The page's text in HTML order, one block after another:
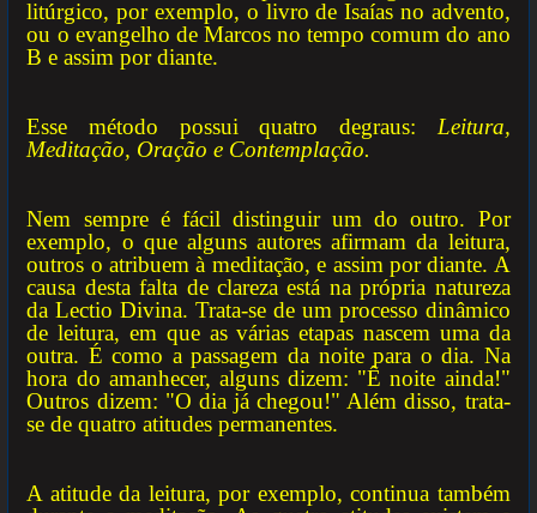
litúrgico, por exemplo, o livro de Isaías no advento,
ou o evangelho de Marcos no tempo comum do ano
B e assim por diante.
Esse método possui quatro degraus: Leitura,
Meditação, Oração e Contemplação.
Nem sempre é fácil distinguir um do outro. Por
exemplo, o que alguns autores afirmam da leitura,
outros o atribuem à meditação, e assim por diante. A
causa desta falta de clareza está na própria natureza
da Lectio Divina. Trata-se de um processo dinâmico
de leitura, em que as várias etapas nascem uma da
outra. É como a passagem da noite para o dia. Na
hora do amanhecer, alguns dizem: "Ê noite ainda!"
Outros dizem: "O dia já chegou!" Além disso, trata-
se de quatro atitudes permanentes.
A atitude da leitura, por exemplo, continua também